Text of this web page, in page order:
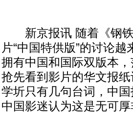
新京报讯 随着《钢铁
片“中国特供版”的讨论
拥有中国和国际双版本
抢先看到影片的华文报
学圻只有几句台词，中
中国影迷认为这是无可